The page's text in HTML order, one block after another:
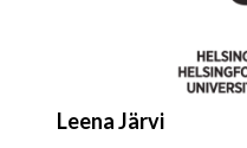
Leena Järvi